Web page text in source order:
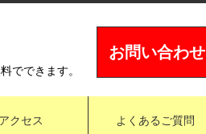
でできます。
お問い合わせ
クセス よくあるご質問